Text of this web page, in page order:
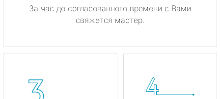
За час до согласованного времени с Вами
свяжется мастер.